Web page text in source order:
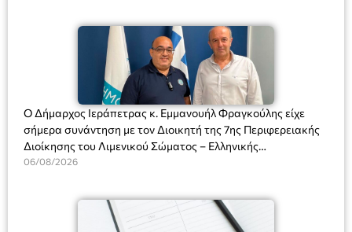
Ο Δήμαρχος Ιεράπετρας κ. Εμμανουήλ Φραγκούλης είχε
σήμερα συνάντηση με τον Διοικητή της 7ης Περιφερειακής
Διοίκησης του Λιμενικού Σώματος – Ελληνικής
Ακτοφυλακής (Λ.Σ.-ΕΛ.ΑΚΤ.), Αρχιπλοίαρχο Λ.Σ. κ. Ιωάννη
06/08/2026